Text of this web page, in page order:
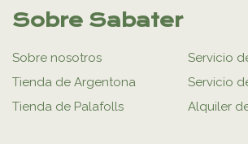
Sobre Sabater
Sobre nosotros
Tienda de Argentona
Tienda de Palafolls
Servicio
Servicio
Alquiler